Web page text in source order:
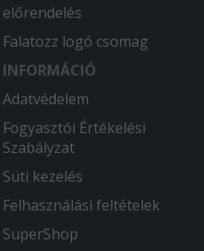
előrendelés
Falatozz logó csomag
INFORMÁCIÓ
Adatvédelem
Fogyasztói Értékelési
Szabályzat
Süti kezelés
Felhasználási feltételek
SuperShop